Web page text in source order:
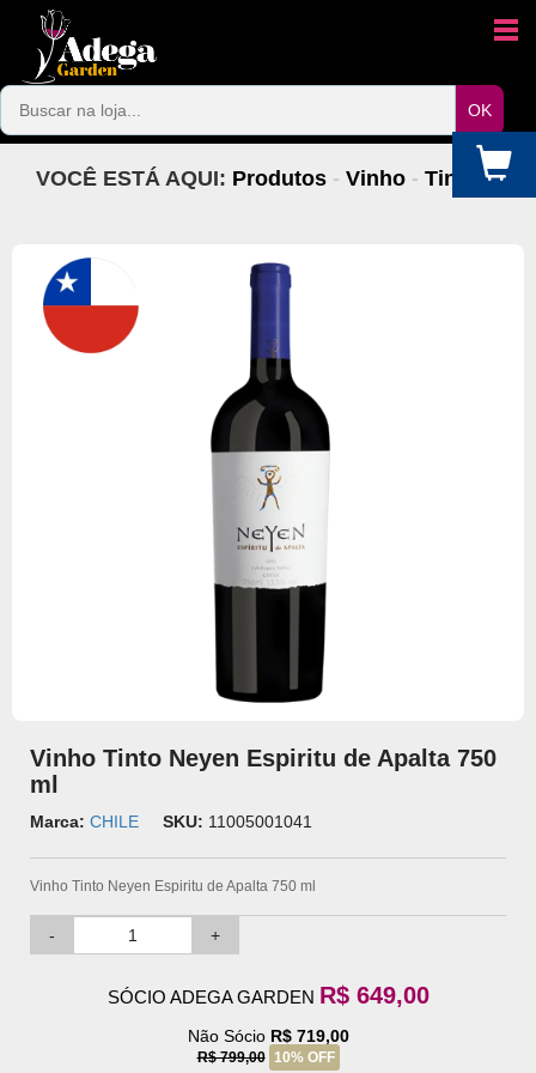
VOCÊ ESTÁ AQUI: Produtos - Vinho - Tinto
Vinho Tinto Neyen Espiritu de Apalta 750
ml
Marca: CHILE SKU: 11005001041
Vinho Tinto Neyen Espiritu de Apalta 750 ml
- +
SÓCIO ADEGA GARDEN R$ 649,00
Não Sócio R$ 719,00
R$ 799,00 10% OFF